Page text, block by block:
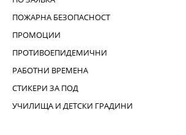
ПОЖАРНА БЕЗОПАСНОСТ
ПРОМОЦИИ
ПРОТИВОЕПИДЕМИЧНИ
РАБОТНИ ВРЕМЕНА
СТИКЕРИ ЗА ПОД
УЧИЛИЩА И ДЕТСКИ ГРАДИНИ